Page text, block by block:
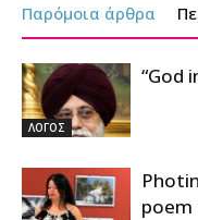
Παρόμοια άρθρα
ΛΟΓΟΣ
“God
poem